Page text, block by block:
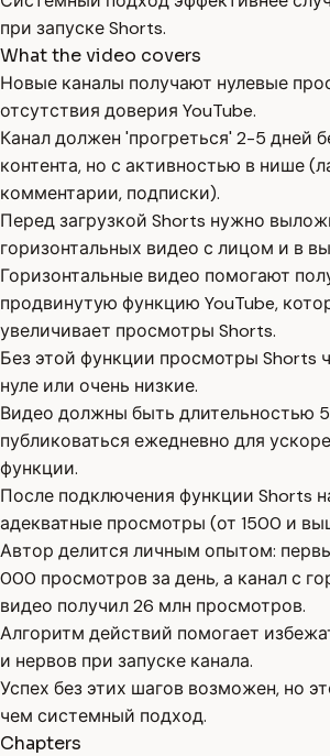
при запуске Shorts.
What the video covers
Новые каналы получают нулевые
отсутствия доверия YouTube.
Канал должен 'прогреться' 2-5 дней
контента, но с активностью в нише
комментарии, подписки).
Перед загрузкой Shorts нужно
горизонтальных видео с лицом и в
Горизонтальные видео помогают
продвинутую функцию YouTube,
увеличивает просмотры Shorts.
Без этой функции просмотры Shorts
нуле или очень низкие.
Видео должны быть длительностью
публиковаться ежедневно для
функции.
После подключения функции Shorts
адекватные просмотры (от 1500 и
Автор делится личным опытом:
000 просмотров за день, а канал с
видео получил 26 млн просмотров.
Алгоритм действий помогает
и нервов при запуске канала.
Успех без этих шагов возможен, но
чем системный подход.
Chapters